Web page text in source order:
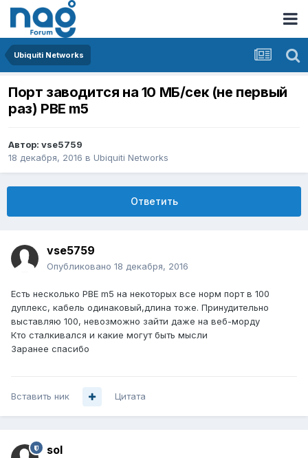
Ubiquiti Networks
Порт заводится на 10 МБ/сек (не первый
раз) PBE m5
Автор: vse5759
18 декабря, 2016 в Ubiquiti Networks
Ответить
vse5759
Опубликовано 18 декабря, 2016
Есть несколько PBE m5 на некоторых все норм порт в 100
дуплекс, кабель одинаковый,длина тоже. Принудительно
выставляю 100, невозможно зайти даже на веб-морду
Кто сталкивался и какие могут быть мысли
Заранее спасибо
Вставить ник Цитата
sol